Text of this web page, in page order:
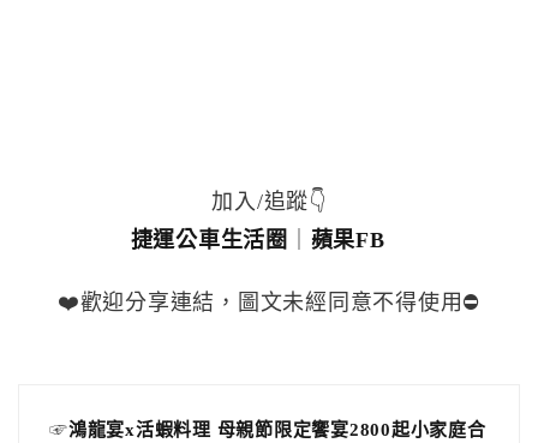
加入/追蹤👇
捷運公車生活圈
蘋果FB
❤️歡迎分享連結，圖文未經同意不得使用⛔️
☞鴻龍宴x活蝦料理 母親節限定饗宴2800起小家庭合